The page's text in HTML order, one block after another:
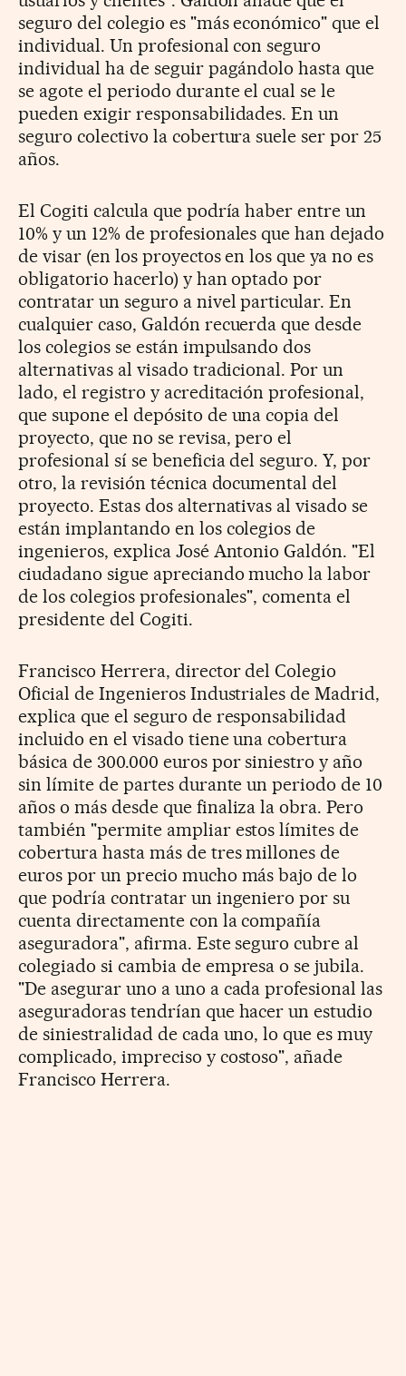
seguro del colegio es "más económico" que el
individual. Un profesional con seguro
individual ha de seguir pagándolo hasta que
se agote el periodo durante el cual se le
pueden exigir responsabilidades. En un
seguro colectivo la cobertura suele ser por 25
años.
El Cogiti calcula que podría haber entre un
10% y un 12% de profesionales que han dejado
de visar (en los proyectos en los que ya no es
obligatorio hacerlo) y han optado por
contratar un seguro a nivel particular. En
cualquier caso, Galdón recuerda que desde
los colegios se están impulsando dos
alternativas al visado tradicional. Por un
lado, el registro y acreditación profesional,
que supone el depósito de una copia del
proyecto, que no se revisa, pero el
profesional sí se beneficia del seguro. Y, por
otro, la revisión técnica documental del
proyecto. Estas dos alternativas al visado se
están implantando en los colegios de
ingenieros, explica José Antonio Galdón. "El
ciudadano sigue apreciando mucho la labor
de los colegios profesionales", comenta el
presidente del Cogiti.
Francisco Herrera, director del Colegio
Oficial de Ingenieros Industriales de Madrid,
explica que el seguro de responsabilidad
incluido en el visado tiene una cobertura
básica de 300.000 euros por siniestro y año
sin límite de partes durante un periodo de 10
años o más desde que finaliza la obra. Pero
también "permite ampliar estos límites de
cobertura hasta más de tres millones de
euros por un precio mucho más bajo de lo
que podría contratar un ingeniero por su
cuenta directamente con la compañía
aseguradora", afirma. Este seguro cubre al
colegiado si cambia de empresa o se jubila.
"De asegurar uno a uno a cada profesional las
aseguradoras tendrían que hacer un estudio
de siniestralidad de cada uno, lo que es muy
complicado, impreciso y costoso", añade
Francisco Herrera.